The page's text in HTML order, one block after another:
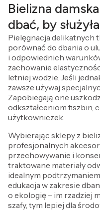
Bielizna
dbać, by
Pielęgnacja delikatnych
porównać do dbania o
i odpowiednich
zachowanie
letniej wodzie. Jeśli
zawsze używaj
Zapobiegają one
odkształceniom fiszbin,
użytkowniczek.
Wybierając sklepy z
profesjonalnych
przechowywanie i
traktowane materiały
idealnym
edukacja w zakresie
o ekologię – im rzadziej
szafy, tym lepiej dla